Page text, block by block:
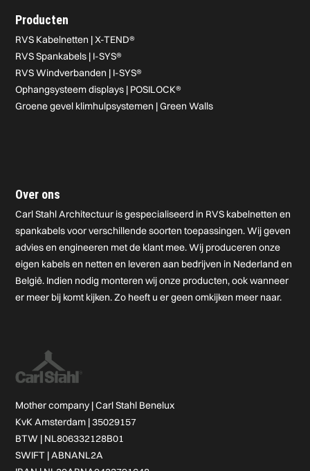
Producten
RVS Kabelnetten | X-TEND®
RVS Spankabels | I-SYS®
RVS Windverbanden | I-SYS®
Ophangsysteem displays | POSILOCK®
Groene gevel klimhulpsystemen | Green Walls
Over ons
Carl Stahl Architectuur is gespecialiseerd in RVS kabelnetten en
spankabels voor verschillende soorten toepassingen. Wij geven
advies en engineeren met de klant mee. Wij produceren onze
eigen kabels en netten en leveren aan bedrijven in Nederland en
België. Indien nodig monteren wij onze producten, ook wanneer
er meer bij komt kijken. Zo heeft u er geen omkijken meer naar.
Mother company |Carl Stahl Benelux
KvK Amsterdam | 35029157
BTW | NL806332128B01
SWIFT | ABNANL2A